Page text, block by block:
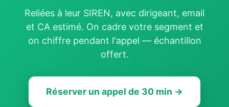
Reliées à leur SIREN, avec dirigeant, email
et CA estimé. On cadre votre segment et
on chiffre pendant l'appel — échantillon
offert.
Réserver un appel de 30 min →